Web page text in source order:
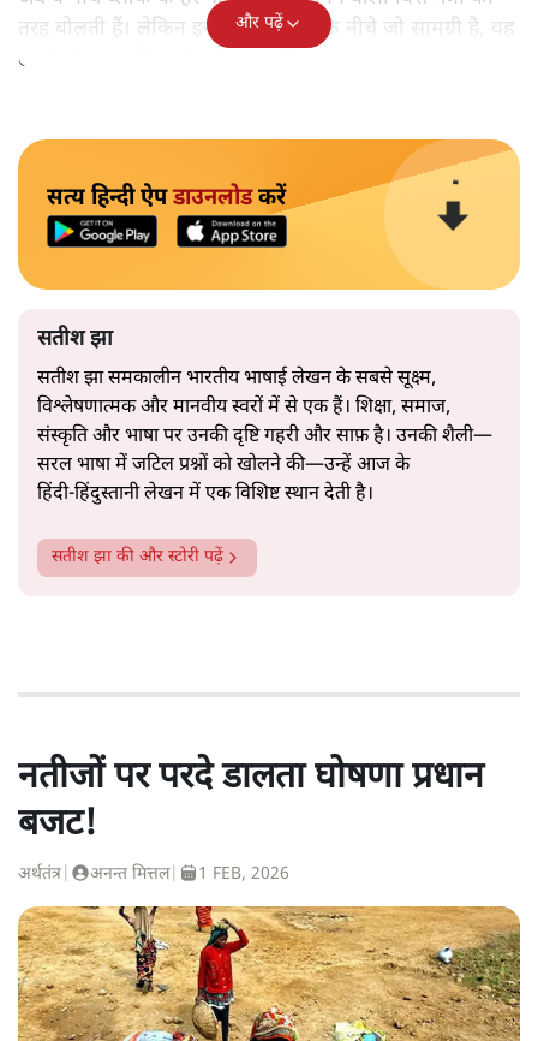
तरह बोलती हैं। लेकिन इस आत्मविश्वास के नीचे जो सामग्री है, वह
उतनी ही अनुमानित और दोहराव भरी।
और पढ़ें
सत्य हिन्दी ऐपडाउनलोडकरें
सतीश झा
सतीश झा समकालीन भारतीय भाषाई लेखन के सबसे सूक्ष्म,
विश्लेषणात्मक और मानवीय स्वरों में से एक हैं। शिक्षा, समाज,
संस्कृति और भाषा पर उनकी दृष्टि गहरी और साफ़ है। उनकी शैली—
सरल भाषा में जटिल प्रश्नों को खोलने की—उन्हें आज के
हिंदी‑हिंदुस्तानी लेखन में एक विशिष्ट स्थान देती है।
सतीश झा की और स्टोरी पढ़ें
नतीजों पर परदे डालता घोषणा प्रधान
बजट!
अर्थतंत्र अनन्त मित्तल| 1 FEB, 2026